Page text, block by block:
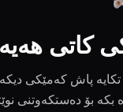
کاتی
تکایە پاش کەمێکی دیکە
بکە بۆ دەستکەوتنی